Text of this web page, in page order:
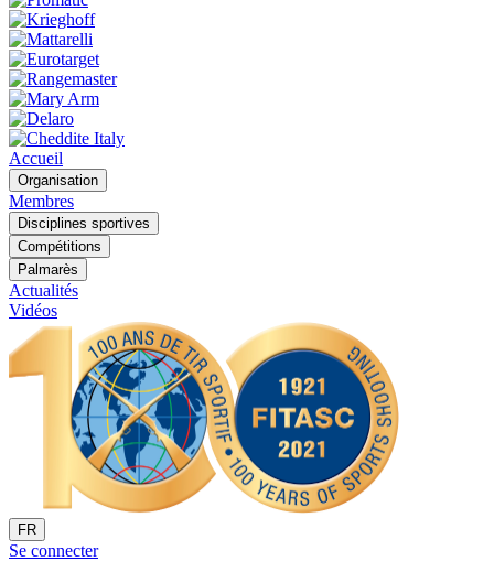
Accueil
Organisation
Membres
Disciplines sportives
Compétitions
Palmarès
Actualités
Vidéos
FR
Se connecter